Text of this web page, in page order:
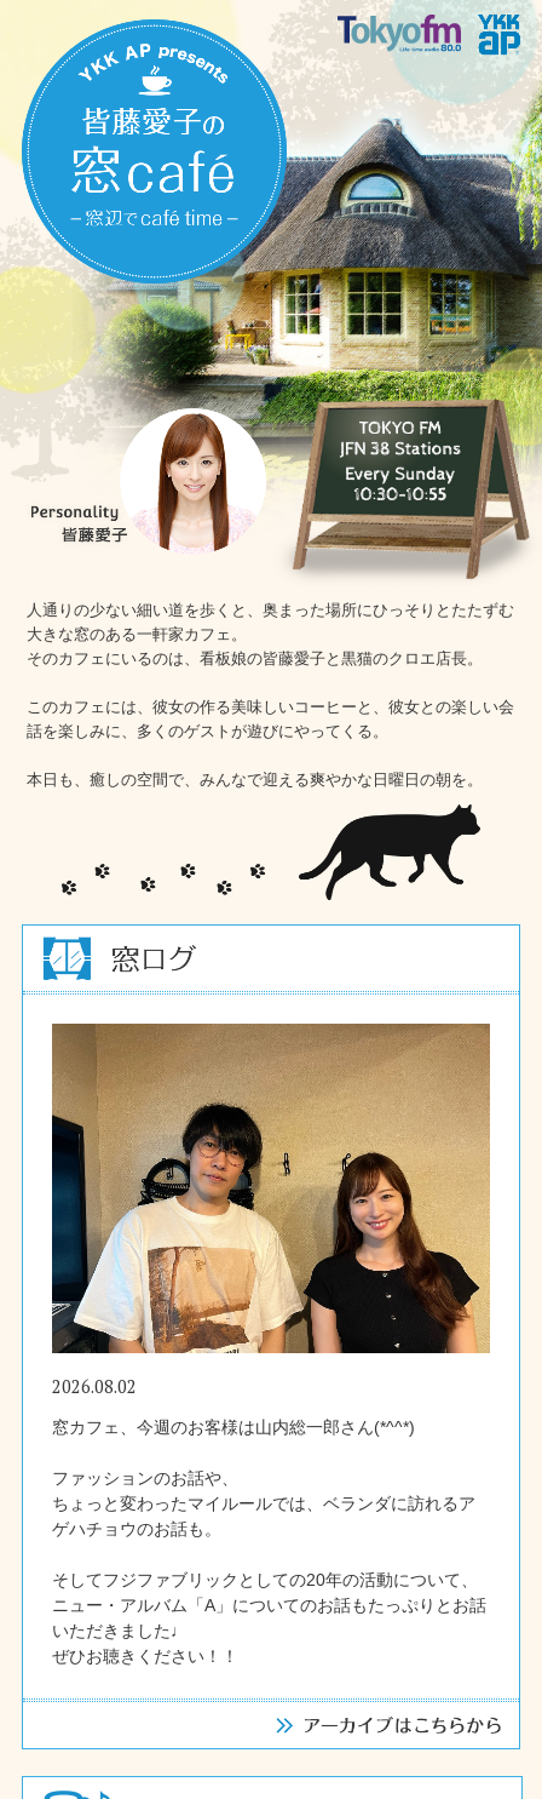
人通りの少ない細い道を歩くと、奥まった場所にひっそりとたたずむ
大きな窓のある一軒家カフェ。
そのカフェにいるのは、看板娘の皆藤愛子と黒猫のクロエ店長。
このカフェには、彼女の作る美味しいコーヒーと、彼女との楽しい会
話を楽しみに、多くのゲストが遊びにやってくる。
本日も、癒しの空間で、みんなで迎える爽やかな日曜日の朝を。
2026.08.02
窓カフェ、今週のお客様は山内総一郎さん(*^^*)
ファッションのお話や、
ちょっと変わったマイルールでは、ベランダに訪れるア
ゲハチョウのお話も。
そしてフジファブリックとしての20年の活動について、
ニュー・アルバム「A」についてのお話もたっぷりとお話
いただきました♩
ぜひお聴きください！！